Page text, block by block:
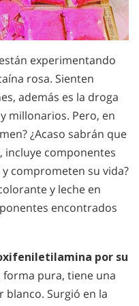
experimentando
rosa. Sienten
además es la droga
millonarios. Pero, en
¿Acaso sabrán que
incluye componentes
comprometen su vida?
y leche en
encontrados
por su
forma pura, tiene una
blanco. Surgió en la